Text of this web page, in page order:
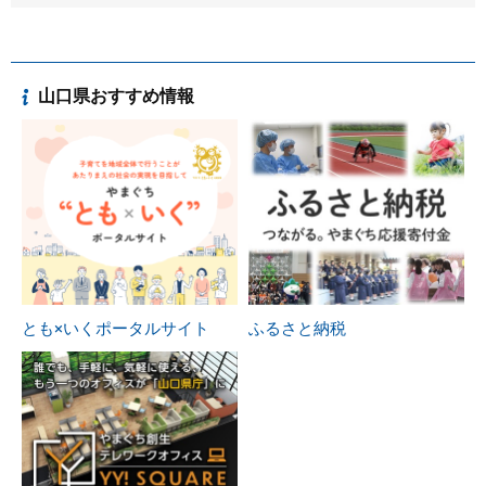
山口県おすすめ情報
とも×いくポータルサイト ふるさと納税